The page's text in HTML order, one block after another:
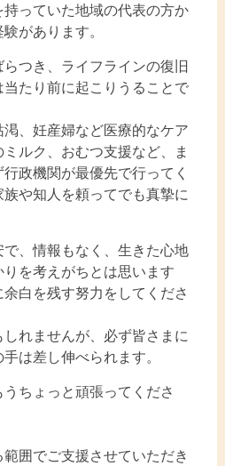
っていた地域の代表の方か
があります。
つき、ライフラインの復旧
たり前に起こりうることで
、妊産婦など医療的なケア
ルク、おむつ支援など、ま
政機関が最優先で行ってく
や知人を頼ってでも真摯に
、情報もなく、生きた心地
を考えがちとは思います
白を残す努力をしてくださ
れませんが、必ず皆さまに
は差し伸べられます。
ちょっと頑張ってくださ
囲でご支援させていただき